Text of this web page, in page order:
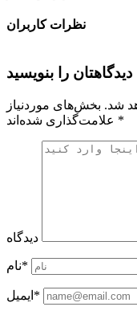
نظرات کاربران
دیدگاهتان را بنویسید
شد. بخش‌های موردنیاز
*
دیدگاه
نام*
ایمیل*